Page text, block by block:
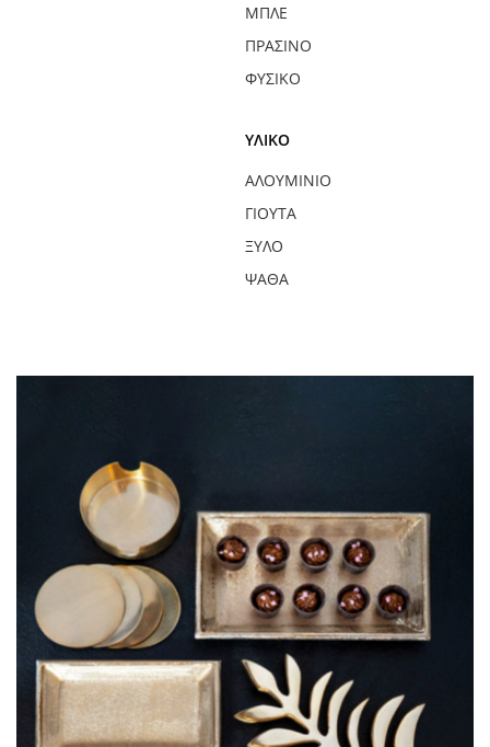
ΜΠΛΕ
ΠΡΆΣΙΝΟ
ΦΥΣΙΚΌ
ΥΛΙΚΌ
ΑΛΟΥΜΊΝΙΟ
ΓΙΟΎΤΑ
ΞΎΛΟ
ΨΆΘΑ